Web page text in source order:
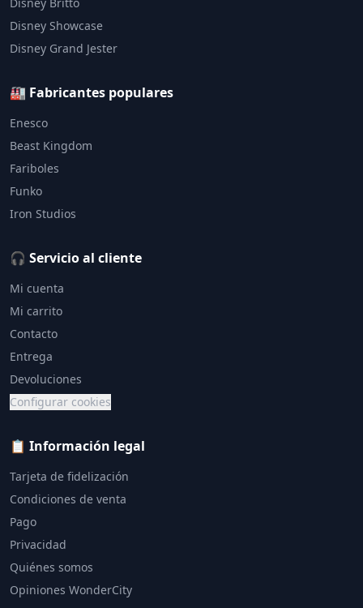
Disney Showcase
Disney Grand Jester
🏭 Fabricantes populares
Enesco
Beast Kingdom
Fariboles
Funko
Iron Studios
🎧 Servicio al cliente
Mi cuenta
Mi carrito
Contacto
Entrega
Devoluciones
Configurar cookies
📋 Información legal
Tarjeta de fidelización
Condiciones de venta
Pago
Privacidad
Quiénes somos
Opiniones WonderCity